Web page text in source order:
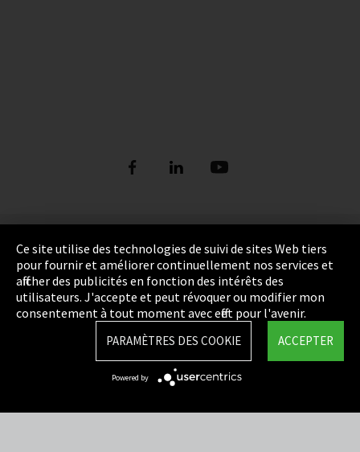
Empreinte
Politique de confidentialité
Cookie Settings
Termes et Conditions
Ce site utilise des technologies de suivi de sites Web tiers
pour fournir et améliorer continuellement nos services et
afficher des publicités en fonction des intérêts des
utilisateurs. J'accepte et peut révoquer ou modifier mon
consentement à tout moment avec effet pour l'avenir.
ACCEPTER
PARAMÈTRES DES COOKIE
Powered by